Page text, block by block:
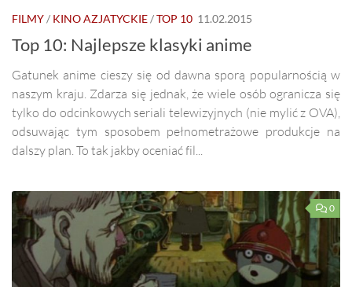
FILMY/ KINO AZJATYCKIE/TOP 10 11.02.2015
Top 10: Najlepsze klasyki anime
Gatunek anime cieszy się od dawna sporą popularnością w
naszym kraju. Zdarza się jednak, że wiele osób ogranicza się
tylko do odcinkowych seriali telewizyjnych (nie mylić z OVA),
odsuwając tym sposobem pełnometrażowe produkcje na
dalszy plan. To tak jakby oceniać fil...
0